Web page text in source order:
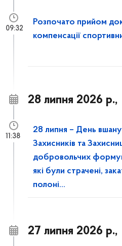
Розпочато прийом
компенсації
09:32
28 липня 2026 р.,
28 липня – День
Захисників та
добровольчих
які були страчені,
полоні...
11:38
27 липня 2026 р.,